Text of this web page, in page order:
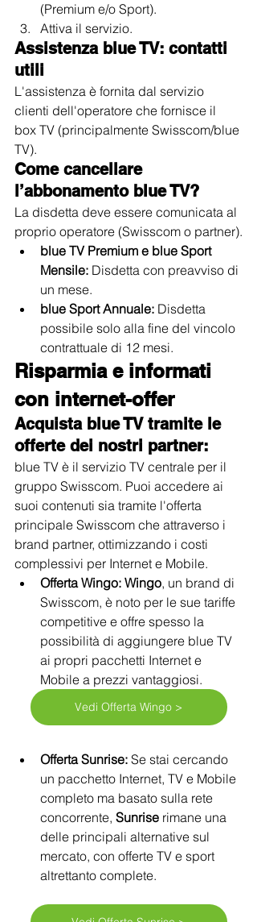
(Premium e/o Sport).
Attiva il servizio.
Assistenza blue TV: contatti
utili
L'assistenza è fornita dal servizio
clienti dell'operatore che fornisce il
box TV (principalmente Swisscom/blue
TV).
Come cancellare
l’abbonamento blue TV?
La disdetta deve essere comunicata al
proprio operatore (Swisscom o partner).
blue TV Premium e blue Sport
Mensile: Disdetta con preavviso di
un mese.
blue Sport Annuale: Disdetta
possibile solo alla fine del vincolo
contrattuale di 12 mesi.
Risparmia e informati
con internet-offer
Acquista blue TV tramite le
offerte dei nostri partner:
blue TV è il servizio TV centrale per il
gruppo Swisscom. Puoi accedere ai
suoi contenuti sia tramite l'offerta
principale Swisscom che attraverso i
brand partner, ottimizzando i costi
complessivi per Internet e Mobile.
Offerta Wingo: Wingo, un brand di
Swisscom, è noto per le sue tariffe
competitive e offre spesso la
possibilità di aggiungere blue TV
ai propri pacchetti Internet e
Mobile a prezzi vantaggiosi.
Vedi Offerta Wingo >
Offerta Sunrise: Se stai cercando
un pacchetto Internet, TV e Mobile
completo ma basato sulla rete
concorrente, Sunrise rimane una
delle principali alternative sul
mercato, con offerte TV e sport
altrettanto complete.